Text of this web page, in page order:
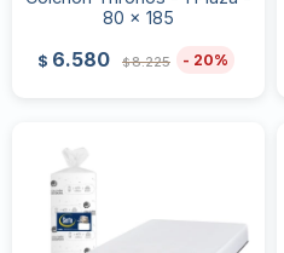
80 x 185
$ 6.580 $8.225 20